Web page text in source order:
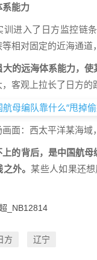
系能力
训进入了日方监控链
相对固定的近海通道
的远海体系能力，使
客观上拉长了日方的
画面：西太平洋某海
的背后，是中国航
之外。某些人如果还
_NB12814
方 辽宁